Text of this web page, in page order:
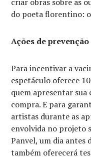
do poeta florentino:
Ações de
Para incentivar a
espetáculo oferece
quem apresentar
compra. E para
artistas durante as
envolvida no projeto
Panvel, um dia antes
também oferecerá